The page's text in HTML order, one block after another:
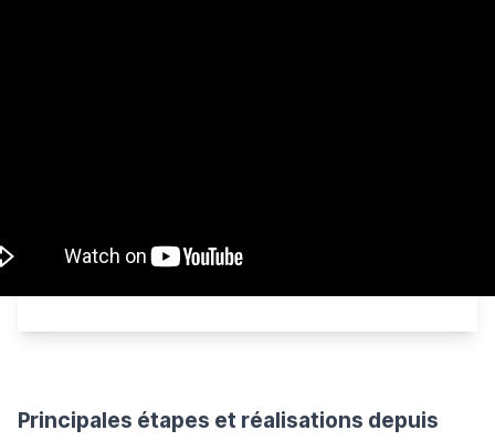
Principales étapes et réalisations depuis